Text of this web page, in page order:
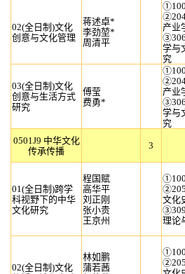
02(全日制)文化
创意与文化管理
蒋述卓*
李劲堃*
周清平
产业
学与
究
03(全日制)文化
创意与生活方式
研究
傅莹
费勇*
产业
学与
究
0501J9 中华文化
传承传播
3
01(全日制)跨学
科视野下的中华
文化研究
程国赋
高华平
刘正刚
张小贵
王京州
文化
理论
02(全日制)文化
林如鹏
蒲若茜